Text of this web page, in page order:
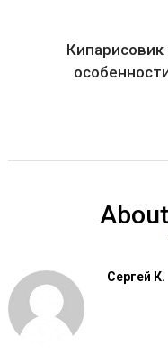
Сергей К.